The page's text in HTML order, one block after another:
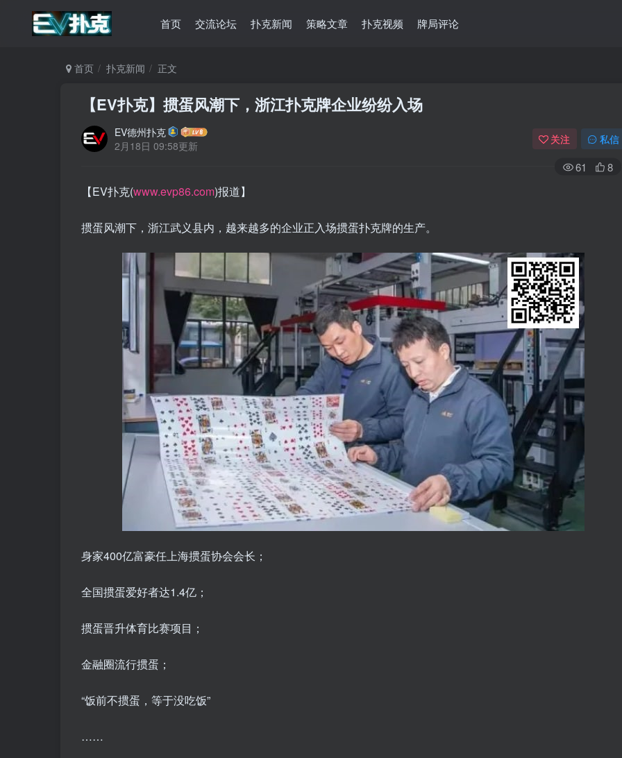
首页 交流论坛 扑克新闻 策略文章 扑克视频 牌局评论
首页 扑克新闻 正文
【EV扑克】掼蛋风潮下，浙江扑克牌企业纷纷入场
EV德州扑克
2月18日 09:58更新
关注 私信
61 8
【EV扑克(www.evp86.com)报道】
掼蛋风潮下，浙江武义县内，越来越多的企业正入场掼蛋扑克牌的生产。
身家400亿富豪任上海掼蛋协会会长；
全国掼蛋爱好者达1.4亿；
掼蛋晋升体育比赛项目；
金融圈流行掼蛋；
“饭前不掼蛋，等于没吃饭”
……